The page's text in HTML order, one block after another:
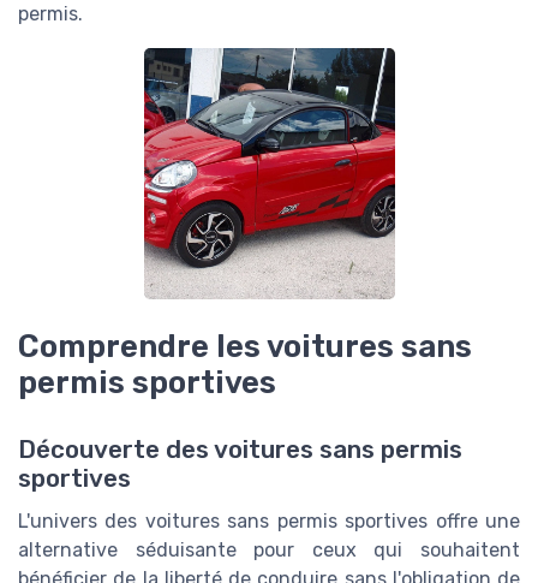
permis.
Comprendre les voitures sans
permis sportives
Découverte des voitures sans permis
sportives
L'univers des voitures sans permis sportives offre une
alternative séduisante pour ceux qui souhaitent